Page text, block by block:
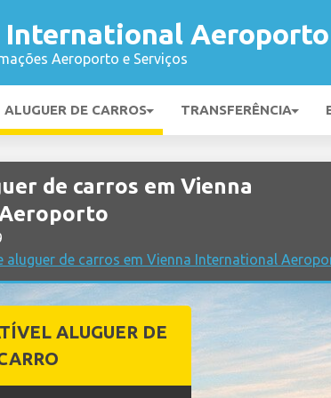
International Aeroporto
Aeroporto e Serviços
ALUGUER DE CARROS TRANSFERÊNCIA
de carros em Vienna
aluguer de carros em Vienna International
ALUGUER DE